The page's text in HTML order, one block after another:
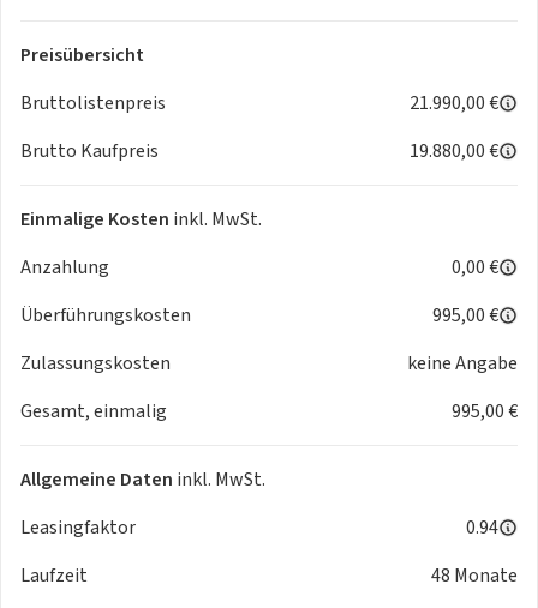
- Ambiente-Beleuchtung
- Beifahrerairbag abschaltbar
- Fensterheber elektrisch vorn
- Seitenairbag vorn
- Sitzverstellung vorn links (4-fach)
Android Auto)
- Start-Stop-Knopf
- Steckdose (12V-Anschluss) vorn
-Scheinwerfer LED
- Nebelschlussleuchte
- Heckleuchten LED
Preisübersicht
Bruttolistenpreis
21.990,00 €
Brutto Kaufpreis
19.880,00 €
Einmalige Kosten inkl. MwSt.
Anzahlung
0,00 €
Überführungskosten
995,00 €
Zulassungskosten
keine Angabe
Gesamt, einmalig
995,00 €
Allgemeine Daten inkl. MwSt.
Leasingfaktor
0.94
Laufzeit
48 Monate